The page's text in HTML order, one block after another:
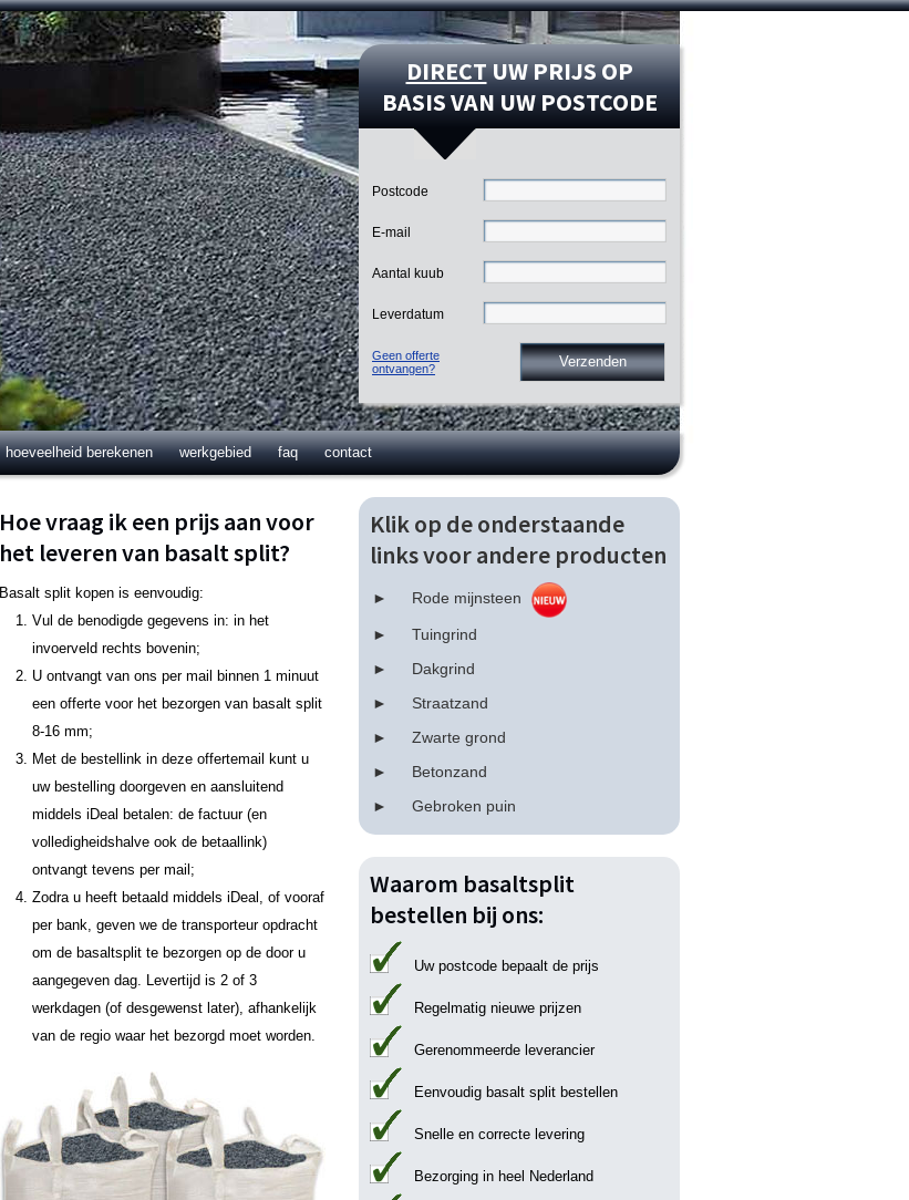
DIRECTUW PRIJS OP
BASIS VAN UW POSTCODE
Geen offerte
ontvangen?
Postcode
E-mail
Aantal kuub
Leverdatum
hoeveelheid berekenen werkgebied faq contact
Hoe vraag ik een prijs aan voor
het leveren van basalt split?
Basalt split kopen is eenvoudig:
Vul de benodigde gegevens in: in het
invoerveld rechts bovenin;
U ontvangt van ons per mail binnen 1 minuut
een offerte voor het bezorgen van basalt split
8-16 mm;
Met de bestellink in deze offertemail kunt u
uw bestelling doorgeven en aansluitend
middels iDeal betalen: de factuur (en
volledigheidshalve ook de betaallink)
ontvangt tevens per mail;
Zodra u heeft betaald middels iDeal, of vooraf
per bank, geven we de transporteur opdracht
om de basaltsplit te bezorgen op de door u
aangegeven dag. Levertijd is 2 of 3
werkdagen (of desgewenst later), afhankelijk
van de regio waar het bezorgd moet worden.
Klik op de onderstaande
links voor andere producten
Rode mijnsteen
Tuingrind
Dakgrind
Straatzand
Zwarte grond
Betonzand
Gebroken puin
Waarom basaltsplit
bestellen bij ons:
Uw postcode bepaalt de prijs
Regelmatig nieuwe prijzen
Gerenommeerde leverancier
Eenvoudig basalt split bestellen
Snelle en correcte levering
Bezorging in heel Nederland